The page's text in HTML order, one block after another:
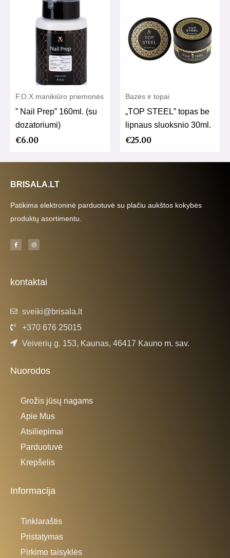
F.O.X manikiūro priemonės
” Nail Prep” 160ml. (su
dozatoriumi)
€6.00
Bazės ir topai
„TOP STEEL” topas be
lipnaus sluoksnio 30ml.
€25.00
BRISALA.LT
Patikima elektroninė parduotuvė su plačiu aukštos kokybės
produktų asortimentu.
F
a
c
-
f
I
n
s
m
kontaktai
sveiki@brisala.lt
+370 676 25015
Veiverių g. 153, Kaunas, 46417 Kauno m. sav.
Nuorodos
Grožis jūsų nagams
Apie Mus
Atsiliepimai
Parduotuvė
Krepšelis
Informacija
Tinklaraštis
Pristatymas
Pirkimo taisyklės